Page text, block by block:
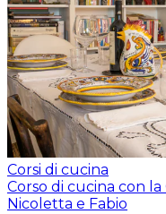
Corsi di cucina
Corso di cucina con
Nicoletta e Fabio